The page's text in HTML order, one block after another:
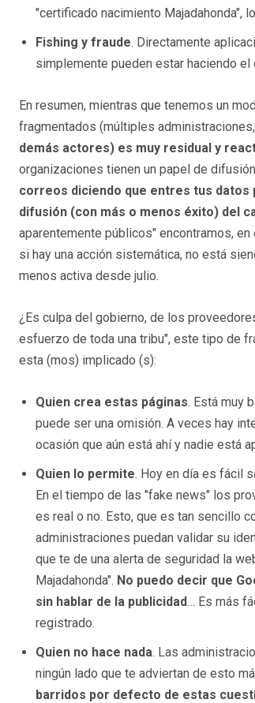
"certificado nacimiento Majadahonda",
Fishing y fraude. Directamente
simplemente pueden estar haciendo
En resumen, mientras que tenemos un
fragmentados (múltiples
demás actores) es muy residual y
organizaciones tienen un papel de
correos diciendo que entres tus datos
difusión (con más o menos éxito) del
aparentemente públicos" encontramos,
si hay una acción sistemática, no está
menos activa desde julio.
¿Es culpa del gobierno, de los
esfuerzo de toda una tribu", este tipo de
esta (mos) implicado (s):
Quien crea estas páginas. Está muy
puede ser una omisión. A veces hay
ocasión que aún está ahí y nadie está
Quien lo permite. Hoy en día es fácil
En el tiempo de las "fake news" los
es real o no. Esto, que es tan sencillo
administraciones puedan validar su
que te de una alerta de seguridad la
Majadahonda". No puedo decir que
sin hablar de la publicidad… Es más
registrado.
Quien no hace nada. Las
ningún lado que te adviertan de esto
barridos por defecto de estas